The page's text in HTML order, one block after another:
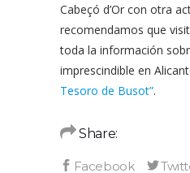
Cabeçó d’Or con otra
recomendamos que
toda la información
imprescindible en
Tesoro de Busot”.
Share: